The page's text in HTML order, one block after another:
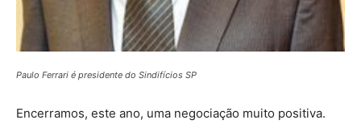
Paulo Ferrari é presidente do Sindifícios SP
Encerramos, este ano, uma negociação muito positiva.